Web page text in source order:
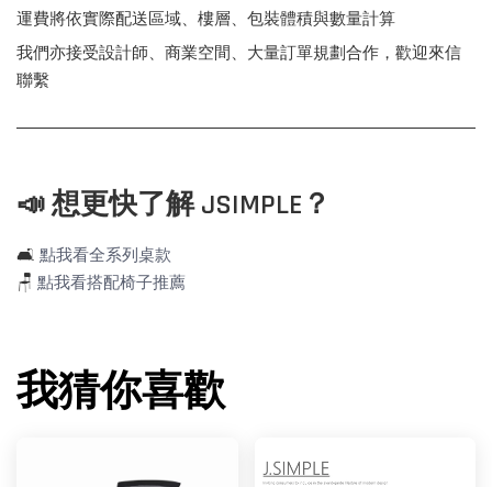
運費將依實際配送區域、樓層、包裝體積與數量計算
我們亦接受設計師、商業空間、大量訂單規劃合作，歡迎來信
聯繫
📣 想更快了解 JSIMPLE？
🛋️ 點我看全系列桌款
🪑 點我看搭配椅子推薦
我猜你喜歡